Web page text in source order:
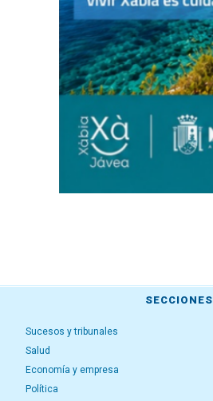
SECCIONES
Sucesos y tribunales
Salud
Economía y empresa
Política